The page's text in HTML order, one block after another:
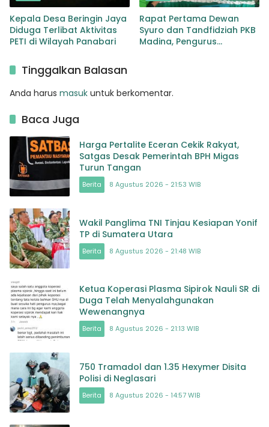
Kepala Desa Beringin Jaya
Diduga Terlibat Aktivitas
PETI di Wilayah Panabari
Rapat Pertama Dewan
Syuro dan Tandfidziah PKB
Madina, Pengurus
Tinggalkan Balasan
Anda harus masuk untuk berkomentar.
Baca Juga
Harga Pertalite Eceran Cekik Rakyat,
Satgas Desak Pemerintah BPH Migas
Turun Tangan
Berita 8 Agustus 2026 - 21:53 WIB
Wakil Panglima TNI Tinjau Kesiapan Yonif
TP di Sumatera Utara
Berita 8 Agustus 2026 - 21:48 WIB
Ketua Koperasi Plasma Sipirok Nauli SR di
Duga Telah Menyalahgunakan
Wewenangnya
Berita 8 Agustus 2026 - 21:13 WIB
750 Tramadol dan 1.35 Hexymer Disita
Polisi di Neglasari
Berita 8 Agustus 2026 - 14:57 WIB